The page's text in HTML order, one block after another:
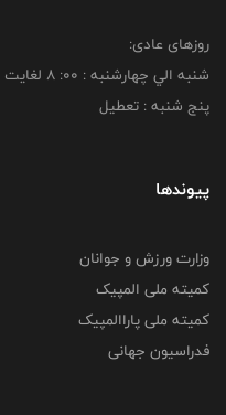
روزهای عادی:
شنبه الي چهارشنبه : 00: 8 لغايت 16:00
پنج شنبه : تعطیل
پیوندها
وزارت ورزش و جوانان
کمیته ملی المپیک
کمیته ملی پاراالمپیک
فدراسیون جهانی